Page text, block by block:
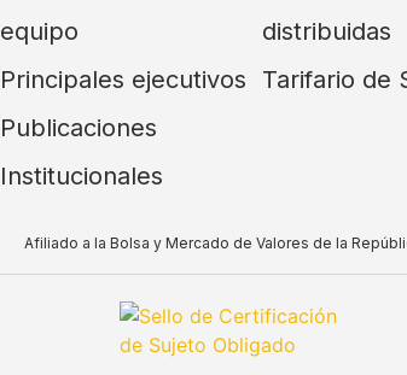
equipo
Principales ejecutivos
Publicaciones
Institucionales
distribuidas
Tarifario de
Afiliado a la Bolsa y Mercado de Valores de la